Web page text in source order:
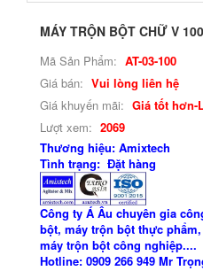
MÁY TRỘN BỘT CHỮ V
Mã Sản Phẩm: AT-03-100
Giá bán: Vui lòng liên hệ
Giá khuyến mãi: Giá tốt hơn-
Lượt xem: 2069
Thương hiệu: Amixtech
Tình trạng: Đặt hàng
Công ty Á Âu chuyên gia
bột, máy trộn bột thực
máy trộn bột công nghiệp....
Hotline: 0909 266 949 Mr